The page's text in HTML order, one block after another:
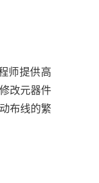
师提供高
改元器件
布线的繁